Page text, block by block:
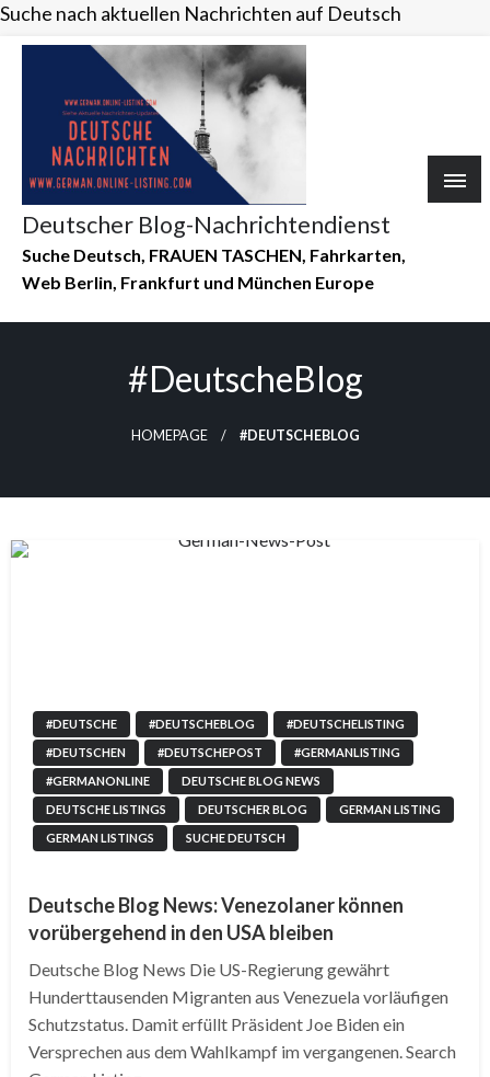
Suche nach aktuellen Nachrichten auf Deutsch
Skip
Deutscher Blog-Nachrichtendienst
Suche Deutsch, FRAUEN TASCHEN, Fahrkarten,
Web Berlin, Frankfurt und München Europe
#DeutscheBlog
HOMEPAGE #DEUTSCHEBLOG
#DEUTSCHE #DEUTSCHEBLOG
#DEUTSCHELISTING
#DEUTSCHEN
#DEUTSCHEPOST
#GERMANLISTING
#GERMANONLINE
DEUTSCHE BLOG NEWS
DEUTSCHE LISTINGS
DEUTSCHER BLOG
GERMAN LISTING
GERMAN LISTINGS
SUCHE DEUTSCH
Deutsche Blog News: Venezolaner können
vorübergehend in den USA bleiben
Deutsche Blog News Die US-Regierung gewährt
Hunderttausenden Migranten aus Venezuela vorläufigen
Schutzstatus. Damit erfüllt Präsident Joe Biden ein
Versprechen aus dem Wahlkampf im vergangenen. Search